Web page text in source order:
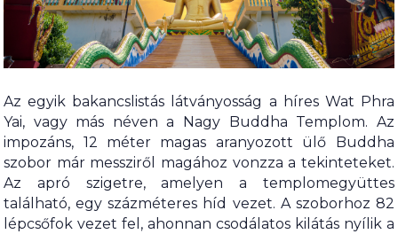
Az egyik bakancslistás látványosság a híres Wat Phra
Yai, vagy más néven a Nagy Buddha Templom. Az
impozáns, 12 méter magas aranyozott ülő Buddha
szobor már messziről magához vonzza a tekinteteket.
Az apró szigetre, amelyen a templomegyüttes
található, egy százméteres híd vezet. A szoborhoz 82
lépcsőfok vezet fel, ahonnan csodálatos kilátás nyílik a